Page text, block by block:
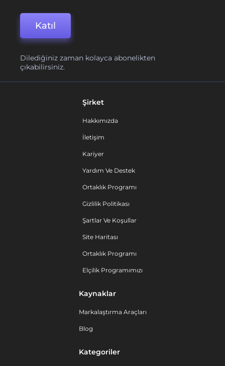
Katıl
Dilediğiniz zaman kolayca abonelikten
çıkabilirsiniz.
Şirket
Hakkımızda
İletişim
Kariyer
Yardım Ve Destek
Ortaklık Programı
Gizlilik Politikası
Şartlar Ve Koşullar
Site Haritası
Ortaklık Programı
Elçilik Programımızı
Kaynaklar
Markalaştırma Araçları
Blog
Kategoriler